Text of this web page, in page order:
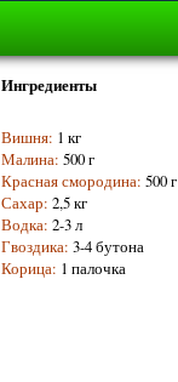
Ингредиенты
Вишня: 1 кг
Малина: 500 г
Красная смородина: 500 г
Сахар: 2,5 кг
Водка: 2-3 л
Гвоздика: 3-4 бутона
Корица: 1 палочка